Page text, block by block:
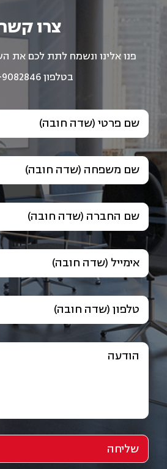
צרו
פנו אלינו ונשמח לתת לכם את
בטלפון 03-9082846
שם פרטי (שדה חובה)
שם משפחה (שדה חובה)
שם החברה (שדה חובה)
אימייל (שדה חובה)
טלפון (שדה חובה)
הודעה